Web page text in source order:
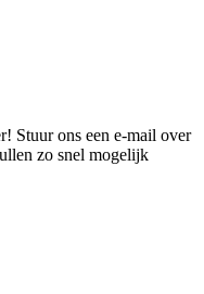
Stuur ons een e-mail over
zo snel mogelijk